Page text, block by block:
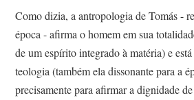
Como dizia, a antropologia de Tomás -
época - afirma o homem em sua
de um espírito integrado à matéria) e
teologia (também ela dissonante para a
precisamente para afirmar a dignidade